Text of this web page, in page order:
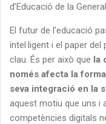
d’Educació de la
El futur de l’educació
intel·ligent i el paper
clau. És per això que la
només afecta la
seva integració en la
aquest motiu que uns i
competències digitals